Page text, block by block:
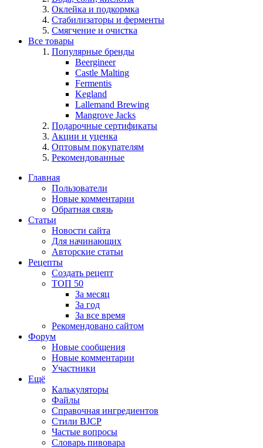
Оклейка и подкормка
Стабилизаторы и ферменты
Смягчение и очистка
Все товары
Популярные бренды
Beergineer
Castle Malting
Fermentis
Kegland
Lallemand Brewing
Mangrove Jacks
Подарочные сертификаты
Акции и уценка
Оптовым покупателям
Рекомендованные
Главная
Пользователи
Новые комментарии
Обратная связь
Статьи
Новости сайта
Для начинающих
Авторские статьи
Рецепты
Создать рецепт
ТОП 50
За месяц
За год
За все время
Рекомендовано сайтом
Форум
Новые сообщения
Новые комментарии
Участники
Ещё
Калькуляторы
Файлы
Справочная ингредиентов
Стили BJCP
Частые вопросы
Словарь пивовара